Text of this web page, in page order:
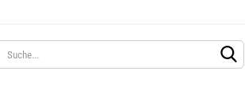
Lieferland